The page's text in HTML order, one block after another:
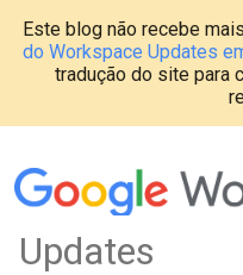
Este blog não recebe
do Workspace Updates
tradução do site para
Updates